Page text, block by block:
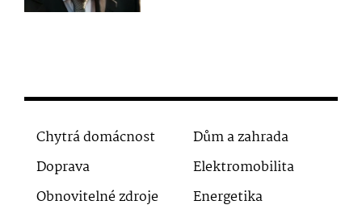
Chytrá domácnost
Dům a zahrada
Doprava
Elektromobilita
Obnovitelné zdroje
Energetika